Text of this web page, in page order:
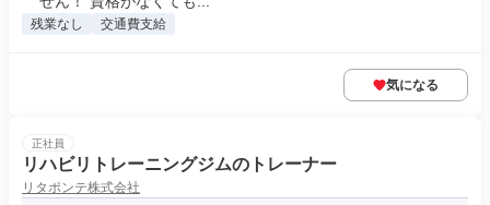
残業なし 交通費支給
気になる
正社員
リハビリトレーニングジムのトレーナー
リタポンテ株式会社